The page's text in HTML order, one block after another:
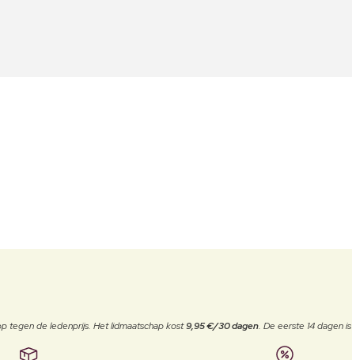
tegen de ledenprijs. Het lidmaatschap kost9,95 €/30 dagen. De eerste 14 dagen is